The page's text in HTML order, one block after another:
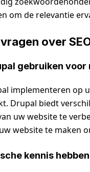
om de relevantie
over
gebruiken
implementeren op
Drupal biedt
uw website te
website te maken
kennis